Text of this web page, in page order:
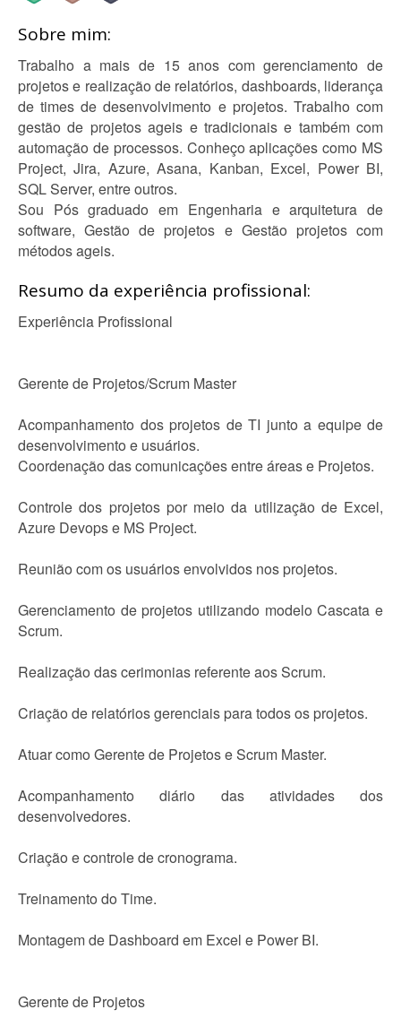
Sobre mim:
Trabalho a mais de 15 anos com gerenciamento de
projetos e realização de relatórios, dashboards, liderança
de times de desenvolvimento e projetos. Trabalho com
gestão de projetos ageis e tradicionais e também com
automação de processos. Conheço aplicações como MS
Project, Jira, Azure, Asana, Kanban, Excel, Power BI,
SQL Server, entre outros.
Sou Pós graduado em Engenharia e arquitetura de
software, Gestão de projetos e Gestão projetos com
métodos ageis.
Resumo da experiência profissional:
Experiência Profissional
Gerente de Projetos/Scrum Master
Acompanhamento dos projetos de TI junto a equipe de
desenvolvimento e usuários.
Coordenação das comunicações entre áreas e Projetos.
Controle dos projetos por meio da utilização de Excel,
Azure Devops e MS Project.
Reunião com os usuários envolvidos nos projetos.
Gerenciamento de projetos utilizando modelo Cascata e
Scrum.
Realização das cerimonias referente aos Scrum.
Criação de relatórios gerenciais para todos os projetos.
Atuar como Gerente de Projetos e Scrum Master.
Acompanhamento diário das atividades dos
desenvolvedores.
Criação e controle de cronograma.
Treinamento do Time.
Montagem de Dashboard em Excel e Power BI.
Gerente de Projetos